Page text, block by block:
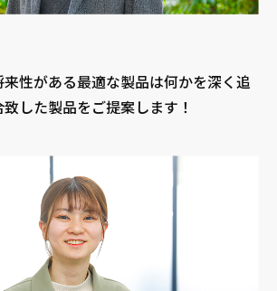
性がある最適な製品は何かを深く追
した製品をご提案します！